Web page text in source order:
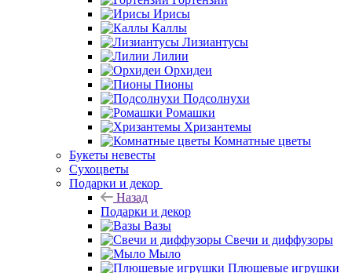
Ирисы
Каллы
Лизиантусы
Лилии
Орхидеи
Пионы
Подсолнухи
Ромашки
Хризантемы
Комнатные цветы
Букеты невесты
Сухоцветы
Подарки и декор
Назад
Подарки и декор
Вазы
Свечи и диффузоры
Мыло
Плюшевые игрушки